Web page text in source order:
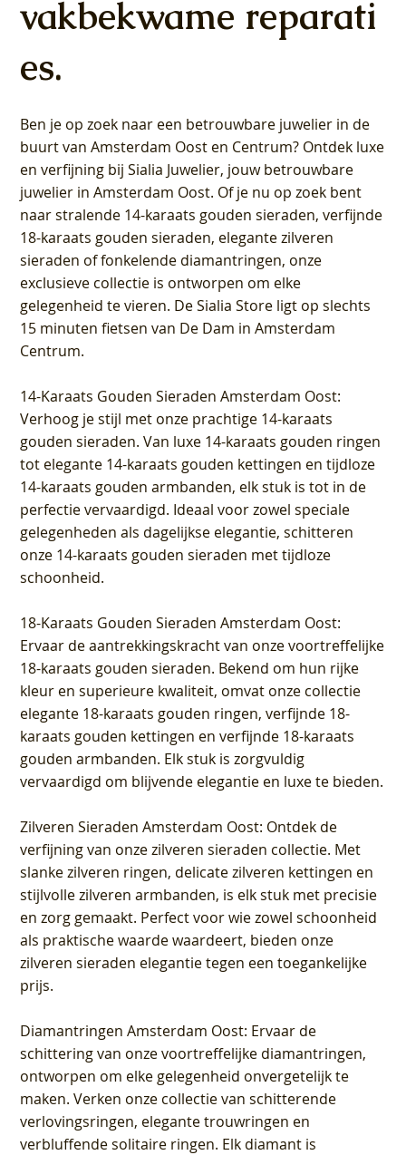
vakbekwame reparati
es.
Ben je op zoek naar een betrouwbare juwelier in de
buurt van Amsterdam Oost en Centrum? Ontdek luxe
en verfijning bij Sialia Juwelier, jouw betrouwbare
juwelier in Amsterdam Oost. Of je nu op zoek bent
naar stralende 14-karaats gouden sieraden, verfijnde
18-karaats gouden sieraden, elegante zilveren
sieraden of fonkelende diamantringen, onze
exclusieve collectie is ontworpen om elke
gelegenheid te vieren. De Sialia Store ligt op slechts
15 minuten fietsen van De Dam in Amsterdam
Centrum.
14-Karaats Gouden Sieraden Amsterdam Oost:
Verhoog je stijl met onze prachtige 14-karaats
gouden sieraden. Van luxe 14-karaats gouden ringen
tot elegante 14-karaats gouden kettingen en tijdloze
14-karaats gouden armbanden, elk stuk is tot in de
perfectie vervaardigd. Ideaal voor zowel speciale
gelegenheden als dagelijkse elegantie, schitteren
onze 14-karaats gouden sieraden met tijdloze
schoonheid.
18-Karaats Gouden Sieraden Amsterdam Oost:
Ervaar de aantrekkingskracht van onze voortreffelijke
18-karaats gouden sieraden. Bekend om hun rijke
kleur en superieure kwaliteit, omvat onze collectie
elegante 18-karaats gouden ringen, verfijnde 18-
karaats gouden kettingen en verfijnde 18-karaats
gouden armbanden. Elk stuk is zorgvuldig
vervaardigd om blijvende elegantie en luxe te bieden.
Zilveren Sieraden Amsterdam Oost: Ontdek de
verfijning van onze zilveren sieraden collectie. Met
slanke zilveren ringen, delicate zilveren kettingen en
stijlvolle zilveren armbanden, is elk stuk met precisie
en zorg gemaakt. Perfect voor wie zowel schoonheid
als praktische waarde waardeert, bieden onze
zilveren sieraden elegantie tegen een toegankelijke
prijs.
Diamantringen Amsterdam Oost: Ervaar de
schittering van onze voortreffelijke diamantringen,
ontworpen om elke gelegenheid onvergetelijk te
maken. Verken onze collectie van schitterende
verlovingsringen, elegante trouwringen en
verbluffende solitaire ringen. Elk diamant is